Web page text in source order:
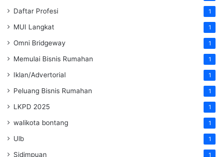
Daftar Profesi 1
MUI Langkat 1
Omni Bridgeway 1
Memulai Bisnis Rumahan 1
Iklan/Advertorial 1
Peluang Bisnis Rumahan 1
LKPD 2025 1
walikota bontang 1
Ulb 1
Sidimpuan 1